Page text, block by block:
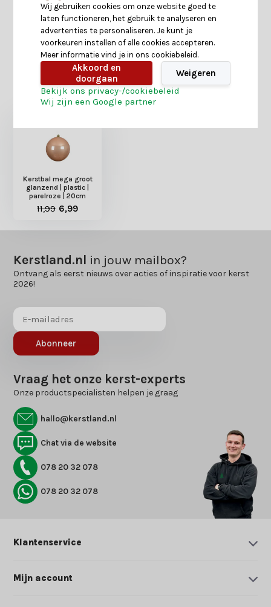
Reviews
Heb je nog interesse in deze recent bekeken
producten?
Kerstbal mega groot
glanzend | plastic |
parelroze | 20cm
11,99 6,99
Kerstland.nl in jouw mailbox?
Ontvang als eerst nieuws over acties of inspiratie voor kerst
2026!
Abonneer
Vraag het onze kerst-experts
Onze productspecialisten helpen je graag
hallo@kerstland.nl
Chat via de website
078 20 32 078
078 20 32 078
Klantenservice
Mijn account
Wij gebruiken cookies om onze website goed te
laten functioneren, het gebruik te analyseren en
advertenties te personaliseren. Je kunt je
voorkeuren instellen of alle cookies accepteren.
Meer informatie vind je in ons cookiebeleid.
Akkoord en
doorgaan
Weigeren
Bekijk ons privacy-/cookiebeleid
Wij zijn een Google partner